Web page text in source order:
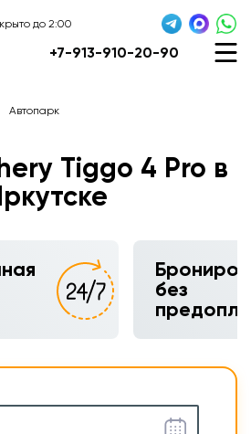
до 2:00
+7-913-910-20-90
Автопарк
Tiggo 4 Pro в
без